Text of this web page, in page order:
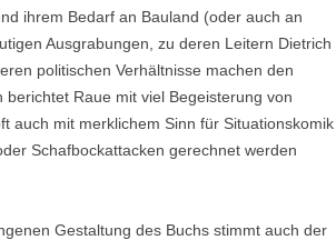
ihrem Bedarf an Bauland (oder auch an
Ausgrabungen, zu deren Leitern Dietrich
politischen Verhältnisse machen den
Raue mit viel Begeisterung von
auch mit merklichem Sinn für Situationskomik
Schafbockattacken gerechnet werden
Gestaltung des Buchs stimmt auch der